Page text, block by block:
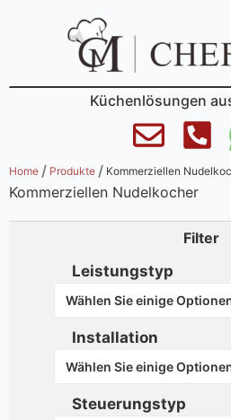
Küchenlösungen
Kommerziellen Nudelkocher
Home / Produkte / Kommerziellen
Filter
Leistungstyp
Wählen Sie einige
Installation
Wählen Sie einige
Steuerungstyp